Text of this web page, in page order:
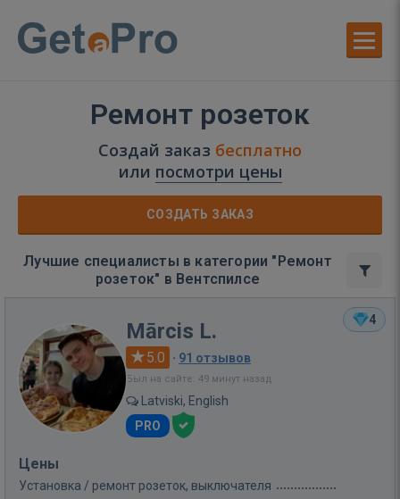
Ремонт розеток
Создай заказ бесплатно
или посмотри цены
СОЗДАТЬ ЗАКАЗ
Лучшие специалисты в категории "Ремонт
розеток" в Вентспилсе
4
Mārcis L.
5.0 · 91 отзывов
Был на сайте: 49 минут назад
Latviski, English
PRO
Цены
Установка / ремонт розеток, выключателя